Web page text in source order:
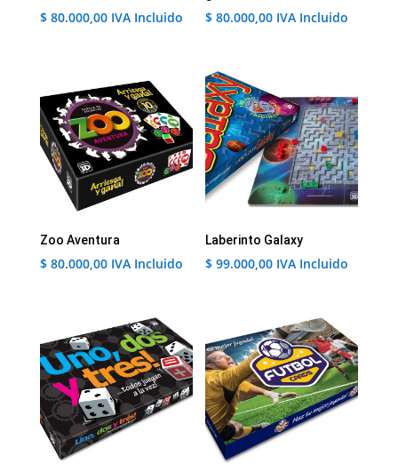
$80.000,00 IVA Incluido $ 80.000,00 IVA Incluido
Zoo Aventura
$80.000,00 IVA Incluido
Laberinto Galaxy
$ 99.000,00 IVA Incluido